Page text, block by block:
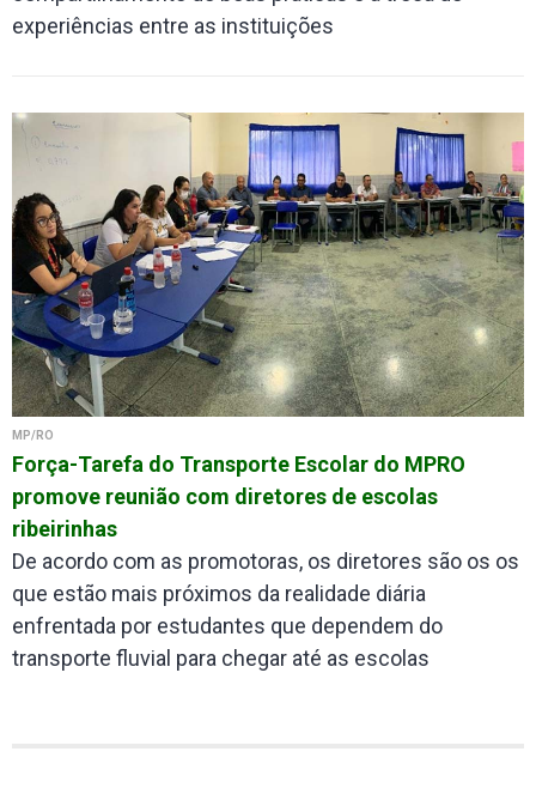
experiências entre as instituições
MP/RO
Força-Tarefa do Transporte Escolar do MPRO
promove reunião com diretores de escolas
ribeirinhas
De acordo com as promotoras, os diretores são os os
que estão mais próximos da realidade diária
enfrentada por estudantes que dependem do
transporte fluvial para chegar até as escolas